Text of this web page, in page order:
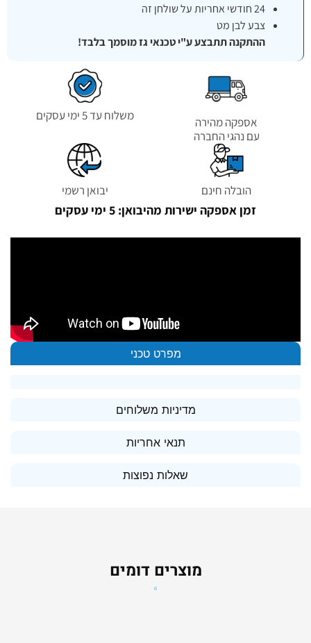
24 חודשי אחריות על שולחן זה
צבע לבן מט
ההתקנה תתבצע ע"י טכנאי גז מוסמך בלבד!
אספקה מהירה
עם נהגי החברה
משלוח עד 5 ימי עסקים
הובלה חינם יבואן רשמי
זמן אספקה ישירות מהיבואן: 5 ימי עסקים
מפרט טכני
מדיניות משלוחים
תנאי אחריות
שאלות נפוצות
מוצרים דומים